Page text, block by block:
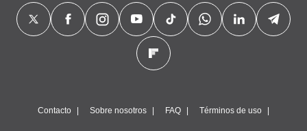
publicidad
de
Contacto Sobre nosotros FAQ Términos de uso